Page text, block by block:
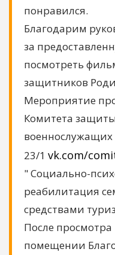
понравился.
Благодарим
за
посмотреть
защитников
Мероприятие
Комитета
военнослужащих
23/1 vk.com/
" Социально-
реабилитация
средствами
После
помещении